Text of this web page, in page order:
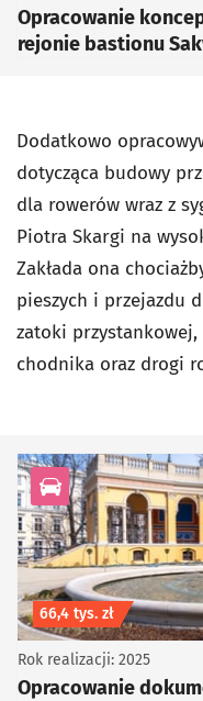
Opracowanie
rejonie bastionu
Dodatkowo
dotycząca budowy
dla rowerów wraz z
Piotra Skargi na
Zakłada ona
pieszych i przejazdu
zatoki
chodnika oraz drogi
kategoria
Koszt inwestycji
66,4 tys. zł
Opracowanie
Rok realizacji: 2025